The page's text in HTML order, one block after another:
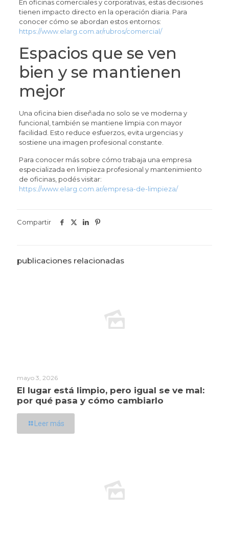
En oficinas comerciales y corporativas, estas decisiones
tienen impacto directo en la operación diaria. Para
conocer cómo se abordan estos entornos:
https://www.elarg.com.ar/rubros/comercial/
Espacios que se ven
bien y se mantienen
mejor
Una oficina bien diseñada no solo se ve moderna y
funcional, también se mantiene limpia con mayor
facilidad. Esto reduce esfuerzos, evita urgencias y
sostiene una imagen profesional constante.
Para conocer más sobre cómo trabaja una empresa
especializada en limpieza profesional y mantenimiento
de oficinas, podés visitar:
https://www.elarg.com.ar/empresa-de-limpieza/
Compartir
publicaciones relacionadas
mayo 3, 2026
El lugar está limpio, pero igual se ve mal:
por qué pasa y cómo cambiarlo
Leer más